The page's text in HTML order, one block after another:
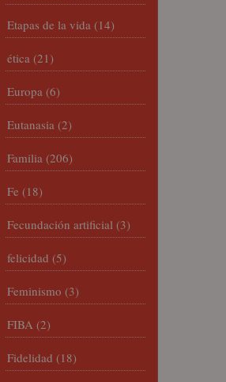
Etapas de la vida (14)
ética (21)
Europa (6)
Eutanasia (2)
Familia (206)
Fe (18)
Fecundación artificial (3)
felicidad (5)
Feminismo (3)
FIBA (2)
Fidelidad (18)